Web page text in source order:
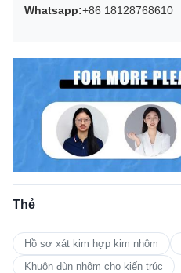
Whatsapp:+86 18128768610
Thẻ
Hồ sơ xát kim hợp kim nhôm
Khuôn đùn nhôm cho kiến trúc